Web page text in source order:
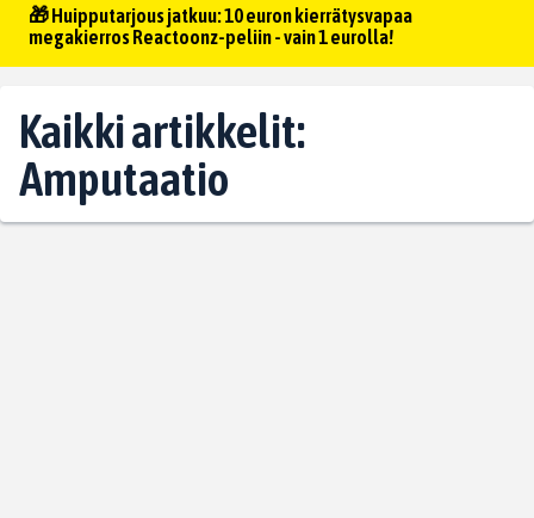
🎁 Huipputarjous jatkuu: 10 euron kierrätysvapaa
megakierros Reactoonz-peliin - vain 1 eurolla!
Kaikki artikkelit:
Amputaatio